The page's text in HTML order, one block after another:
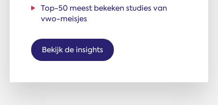
Top-50 meest bekeken studies van
vwo-meisjes
Bekijk de insights